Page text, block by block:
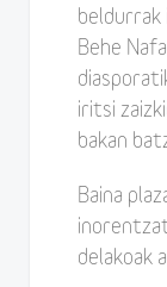
beldurrak
Behe
iritsi
bakan
Baina
delakoak